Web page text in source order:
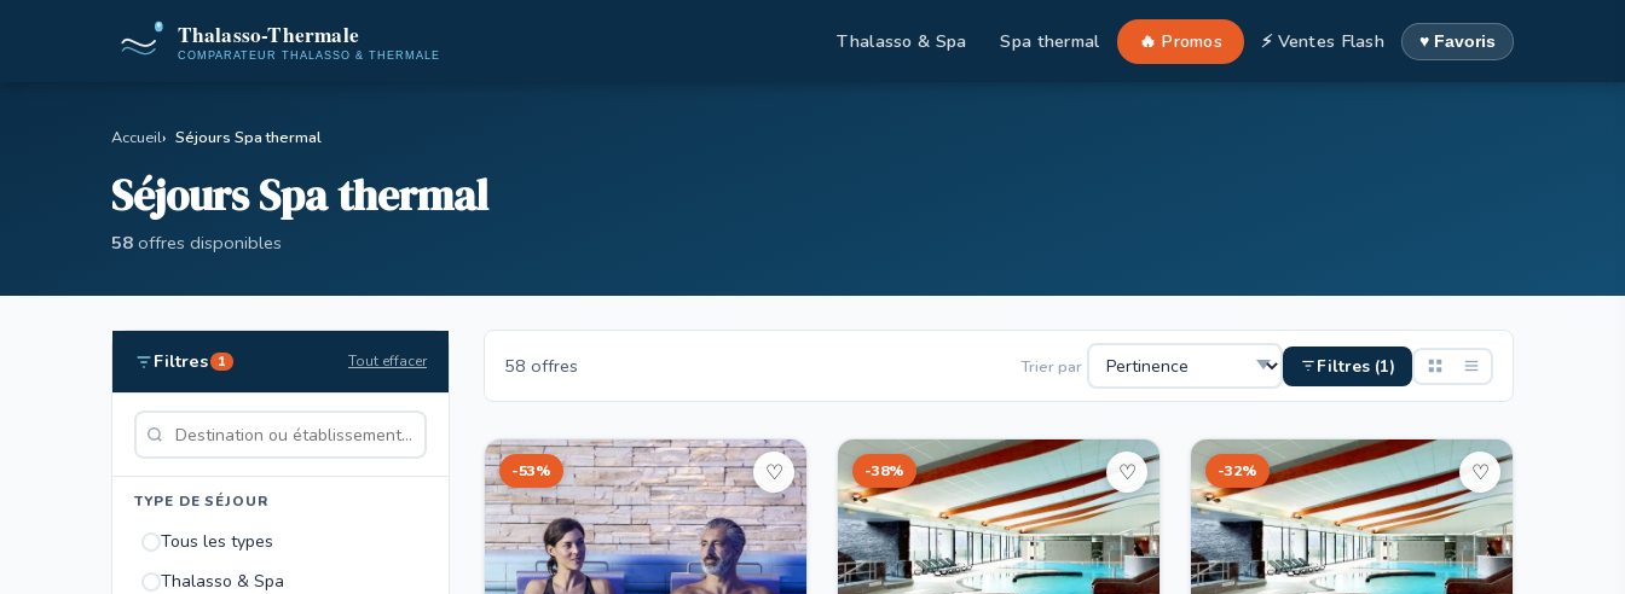
Thalasso & Spa Spa thermal 🔥 Promos ⚡ Ventes Flash ♥ Favoris
Accueil Séjours Spa thermal
Séjours Spa thermal
58 offres disponibles
Filtres 1 Tout effacer
TYPE DE SÉJOUR
Tous les types
Thalasso & Spa
58 offres Trier par Filtres (1)
-53% ♡ -38% ♡ -32% ♡